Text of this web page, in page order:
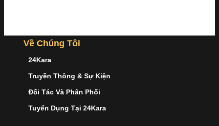
Về Chúng Tôi
24Kara
Truyền Thông & Sự Kiện
Đối Tác Và Phân Phối
Tuyển Dụng Tại 24Kara